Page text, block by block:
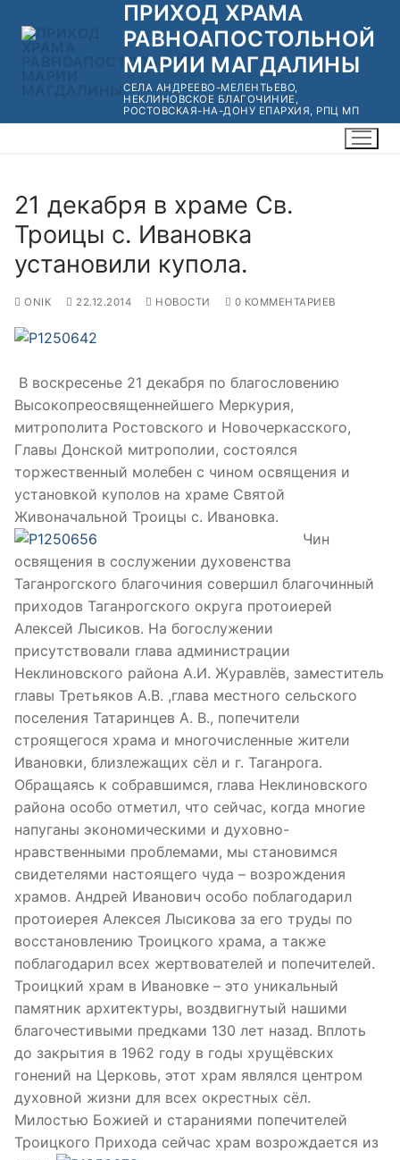
ПРИХОД ХРАМА
РАВНОАПОСТОЛЬНОЙ
МАРИИ МАГДАЛИНЫ
СЕЛА АНДРЕЕВО-МЕЛЕНТЬЕВО,
НЕКЛИНОВСКОЕ БЛАГОЧИНИЕ,
РОСТОВСКАЯ-НА-ДОНУ ЕПАРХИЯ, РПЦ МП
21 декабря в храме Св.
Троицы с. Ивановка
установили купола.
ONIK 22.12.2014 НОВОСТИ 0 КОММЕНТАРИЕВ
В воскресенье 21 декабря по благословению
Высокопреосвященнейшего Меркурия,
митрополита Ростовского и Новочеркасского,
Главы Донской митрополии, состоялся
торжественный молебен с чином освящения и
установкой куполов на храме Святой
Живоначальной Троицы с. Ивановка.
Чин
освящения в сослужении духовенства
Таганрогского благочиния совершил благочинный
приходов Таганрогского округа протоиерей
Алексей Лысиков. На богослужении
присутствовали глава администрации
Неклиновского района А.И. Журавлёв, заместитель
главы Третьяков А.В. ,глава местного сельского
поселения Татаринцев А. В., попечители
строящегося храма и многочисленные жители
Ивановки, близлежащих сёл и г. Таганрога.
Обращаясь к собравшимся, глава Неклиновского
района особо отметил, что сейчас, когда многие
напуганы экономическими и духовно-
нравственными проблемами, мы становимся
свидетелями настоящего чуда – возрождения
храмов. Андрей Иванович особо поблагодарил
протоиерея Алексея Лысикова за его труды по
восстановлению Троицкого храма, а также
поблагодарил всех жертвователей и попечителей.
Троицкий храм в Ивановке – это уникальный
памятник архитектуры, воздвигнутый нашими
благочестивыми предками 130 лет назад. Вплоть
до закрытия в 1962 году в годы хрущёвских
гонений на Церковь, этот храм являлся центром
духовной жизни для всех окрестных сёл.
Милостью Божией и стараниями попечителей
Троицкого Прихода сейчас храм возрождается из